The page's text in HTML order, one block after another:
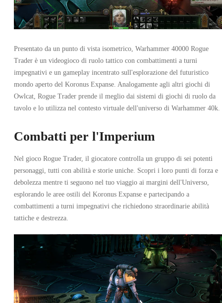
Presentato da un punto di vista isometrico, Warhammer 40000 Rogue
Trader è un videogioco di ruolo tattico con combattimenti a turni
impegnativi e un gameplay incentrato sull'esplorazione del futuristico
mondo aperto del Koronus Expanse. Analogamente agli altri giochi di
Owlcat, Rogue Trader prende il meglio dai sistemi di giochi di ruolo da
tavolo e lo utilizza nel contesto virtuale dell'universo di Warhammer 40k.
Combatti per l'Imperium
Nel gioco Rogue Trader, il giocatore controlla un gruppo di sei potenti
personaggi, tutti con abilità e storie uniche. Scopri i loro punti di forza e
debolezza mentre ti seguono nel tuo viaggio ai margini dell'Universo,
esplorando le aree ostili del Koronus Expanse e partecipando a
combattimenti a turni impegnativi che richiedono straordinarie abilità
tattiche e destrezza.